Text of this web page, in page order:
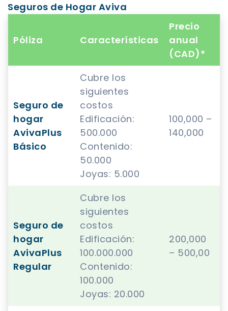
Seguros de Hogar Aviva
Póliza Características
Precio
anual
(CAD)*
Seguro de
hogar
AvivaPlus
Básico
Cubre los
siguientes
costos
Edificación:
500.000
Contenido:
50.000
Joyas: 5.000
100,000 –
140,000
Seguro de
hogar
AvivaPlus
Regular
Cubre los
siguientes
costos
Edificación:
100.000.000
Contenido:
100.000
Joyas: 20.000
200,000
– 500,00